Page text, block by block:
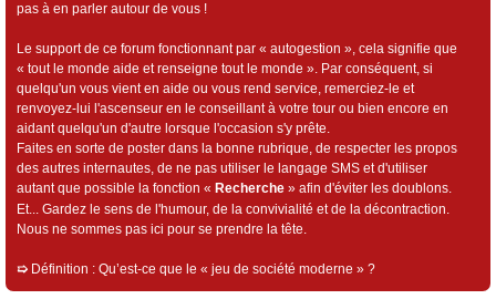
pas à en parler autour de vous !
Le support de ce forum fonctionnant par « autogestion », cela signifie que
« tout le monde aide et renseigne tout le monde ». Par conséquent, si
quelqu'un vous vient en aide ou vous rend service, remerciez-le et
renvoyez-lui l'ascenseur en le conseillant à votre tour ou bien encore en
aidant quelqu'un d'autre lorsque l'occasion s'y prête.
Faites en sorte de poster dans la bonne rubrique, de respecter les propos
des autres internautes, de ne pas utiliser le langage SMS et d'utiliser
autant que possible la fonction « Recherche » afin d'éviter les doublons.
Et... Gardez le sens de l'humour, de la convivialité et de la décontraction.
Nous ne sommes pas ici pour se prendre la tête.
➯ Définition : Qu’est-ce que le « jeu de société moderne » ?